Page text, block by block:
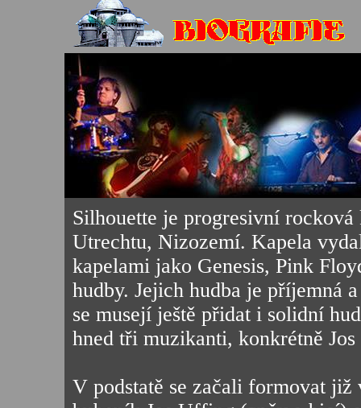
Silhouette je progresivní
Utrechtu, Nizozemí. Kapela
kapelami jako Genesis, Pink
hudby. Jejich hudba je příjemná
se musejí ještě přidat i solidní
hned tři muzikanti, konkrétně
V podstatě se začali formovat